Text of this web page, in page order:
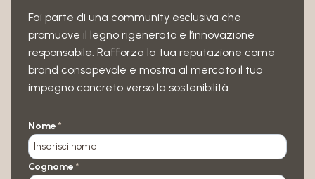
Fai parte di una community esclusiva che
promuove il legno rigenerato e l’innovazione
responsabile. Rafforza la tua reputazione come
brand consapevole e mostra al mercato il tuo
impegno concreto verso la sostenibilità.
Nome*
Cognome*